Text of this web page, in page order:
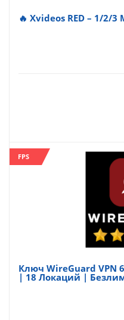
🔥 Xvideos RED – 1/2/
FPS
Ключ WireGuard VPN
| 18 Локаций |